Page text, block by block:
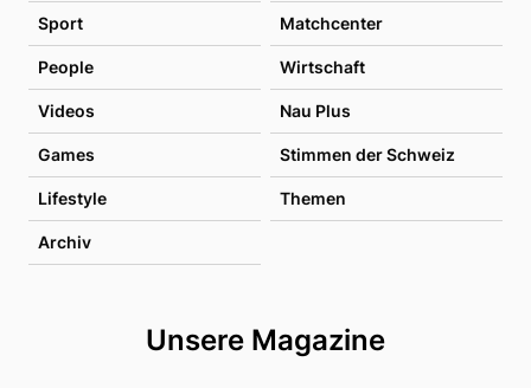
Sport Matchcenter
People Wirtschaft
Videos Nau Plus
Games Stimmen der Schweiz
Lifestyle Themen
Archiv
Unsere Magazine